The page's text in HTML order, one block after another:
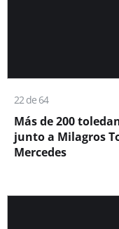
22 de 64
Más de 200
junto a Milagros
Mercedes